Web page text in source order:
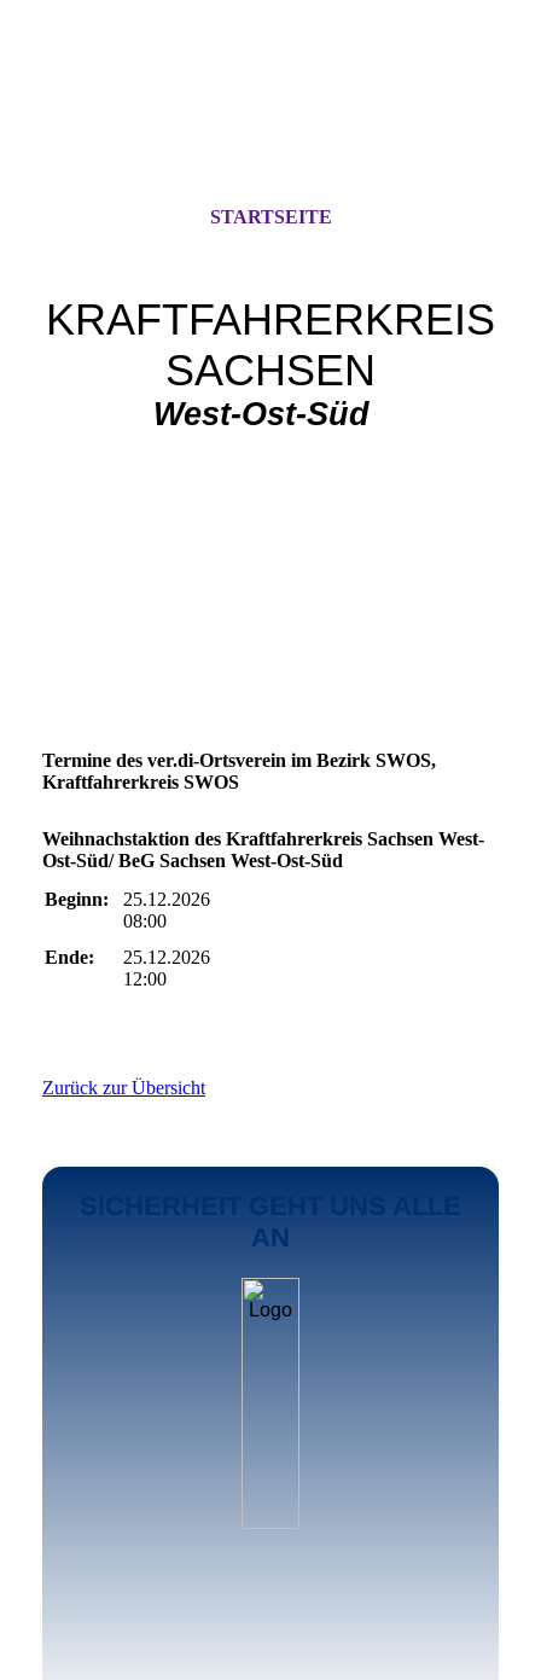
STARTSEITE
KRAFTFAHRERKREIS
SACHSEN
West-Ost-Süd
Termine des ver.di-Ortsverein im Bezirk SWOS,
Kraftfahrerkreis SWOS
Weihnachstaktion des Kraftfahrerkreis Sachsen West-
Ost-Süd/ BeG Sachsen West-Ost-Süd
Beginn:
25.12.2026
08:00
Ende:
25.12.2026
12:00
Zurück zur Übersicht